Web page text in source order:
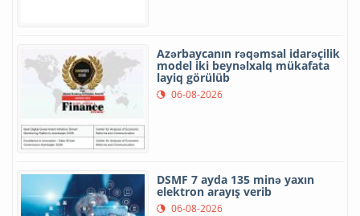
Azərbaycanın rəqəmsal idarəçilik
model iki beynəlxalq mükafata
layiq görülüb
06-08-2026
DSMF 7 ayda 135 minə yaxın
elektron arayış verib
06-08-2026